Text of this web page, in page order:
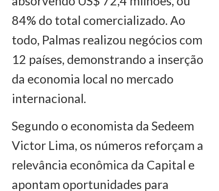
84% do total comercializado. Ao
todo, Palmas realizou negócios com
12 países, demonstrando a inserção
da economia local no mercado
internacional.
Segundo o economista da Sedeem
Victor Lima, os números reforçam a
relevância econômica da Capital e
apontam oportunidades para